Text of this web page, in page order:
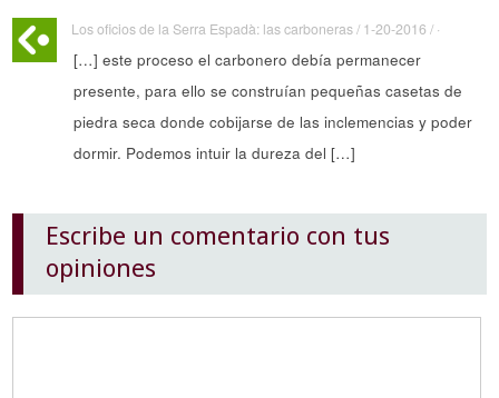
Los oficios de la Serra Espadà: las carboneras / 1-20-2016 / ·
[…] este proceso el carbonero debía permanecer
presente, para ello se construían pequeñas casetas de
piedra seca donde cobijarse de las inclemencias y poder
dormir. Podemos intuir la dureza del […]
Escribe un comentario con tus
opiniones